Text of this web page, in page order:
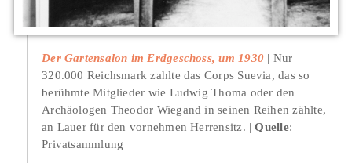
Der Gartensalon im Erdgeschoss, um 1930
Nur
320.000 Reichsmark zahlte das Corps Suevia, das so
berühmte Mitglieder wie Ludwig Thoma oder den
Archäologen Theodor Wiegand in seinen Reihen zählte,
an Lauer für den vornehmen Herrensitz.
Quelle:
Privatsammlung